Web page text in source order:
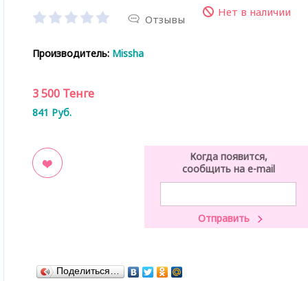
Отзывы
Нет в наличии
Производитель: Missha
3 500 Тенге
841 Руб.
Когда появится,
сообщить на e-mail
Поделиться…